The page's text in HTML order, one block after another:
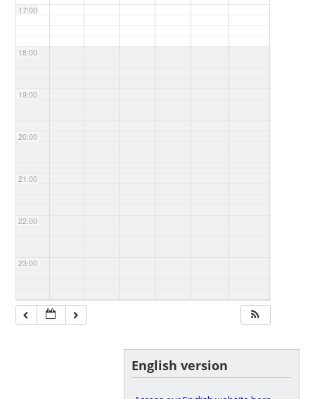
17:00
18:00
19:00
20:00
21:00
22:00
23:00
English version